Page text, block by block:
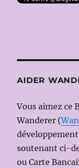
AIDER
Vous aimez ce
Wanderer (
soutenant ci-
ou Carte